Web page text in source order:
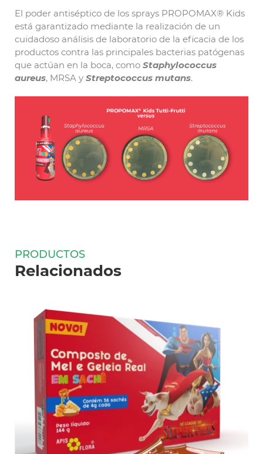
El poder antiséptico de los sprays PROPOMAX® Kids
está garantizado mediante la realización de un
cuidadoso análisis de laboratorio de la eficacia de los
productos contra las principales bacterias patógenas
que actúan en la boca, como Staphylococcus
aureus, MRSA y Streptococcus mutans.
PRODUCTOS
Relacionados